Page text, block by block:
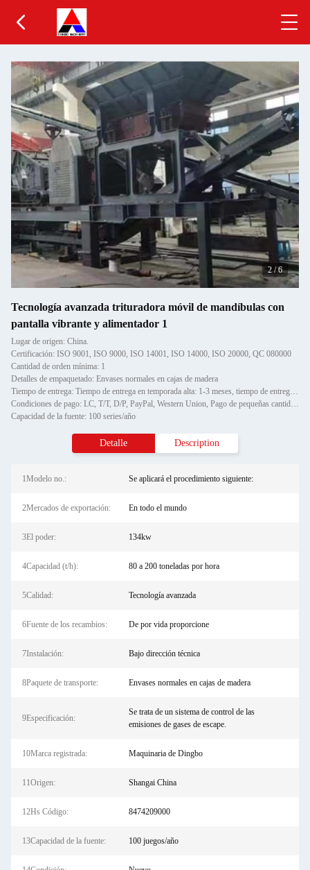
2/6
Tecnología avanzada trituradora móvil de mandíbulas con
pantalla vibrante y alimentador 1
Lugar de origen: China.
Certificación: ISO 9001, ISO 9000, ISO 14001, ISO 14000, ISO 20000, QC 080000
Cantidad de orden mínima: 1
Detalles de empaquetado: Envases normales en cajas de madera
Tiempo de entrega: Tiempo de entrega en temporada alta: 1-3 meses, tiempo de entrega fuera de temporada: un mes
Condiciones de pago: LC, T/T, D/P, PayPal, Western Union, Pago de pequeñas cantidades, Gram de dinero
Capacidad de la fuente: 100 series/año
Detalle Description
1Modelo no.: Se aplicará el procedimiento siguiente:
2Mercados de exportación: En todo el mundo
3El poder: 134kw
4Capacidad (t/h): 80 a 200 toneladas por hora
5Calidad: Tecnología avanzada
6Fuente de los recambios: De por vida proporcione
7Instalación: Bajo dirección técnica
8Paquete de transporte: Envases normales en cajas de madera
9Especificación:
Se trata de un sistema de control de las
emisiones de gases de escape.
10Marca registrada: Maquinaria de Dingbo
11Origen: Shangai China
12Hs Código: 8474209000
13Capacidad de la fuente: 100 juegos/año